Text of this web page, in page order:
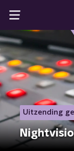
Uitzending